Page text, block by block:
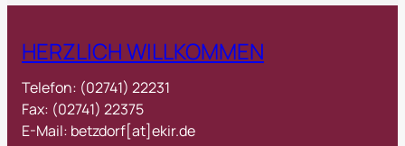
HERZLICH WILLKOMMEN
Telefon: (02741) 22231
Fax: (02741) 22375
E-Mail: betzdorf[at]ekir.de